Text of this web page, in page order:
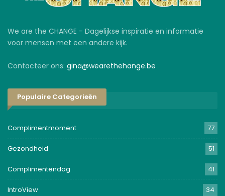
We are the CHANGE - Dagelijkse inspiratie en informatie
voor mensen met een andere kijk.
Contacteer ons: gina@wearethehange.be
Populaire Categorieën
Complimentmoment 77
Gezondheid 51
Complimentendag 41
IntroView 34